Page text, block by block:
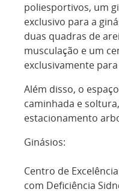
poliesportivos, um
exclusivo para a
duas quadras de
musculação e um
exclusivamente
Além disso, o
caminhada e
estacionamento
Ginásios:
Centro de
com Deficiência